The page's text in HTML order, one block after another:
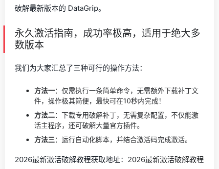
破解最新版本的 DataGrip。
永久激活指南，成功率极高，适用于绝大多
数版本
我们为大家汇总了三种可行的操作方法：
方法一：仅需执行一条简单命令，无需额外下载补丁文
件，操作极其简便，最快可在10秒内完成！
方法二：下载专用破解补丁，无需复杂配置，不仅能激
活主程序，还可破解大量官方插件。
方法三：运行自动化脚本，并结合激活码完成激活。
2026最新激活破解教程获取地址： 2026最新激活破解教程